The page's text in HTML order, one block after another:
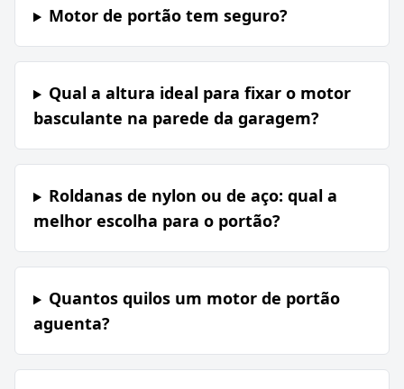
Motor de portão tem seguro?
Qual a altura ideal para fixar o motor
basculante na parede da garagem?
Roldanas de nylon ou de aço: qual a
melhor escolha para o portão?
Quantos quilos um motor de portão
aguenta?